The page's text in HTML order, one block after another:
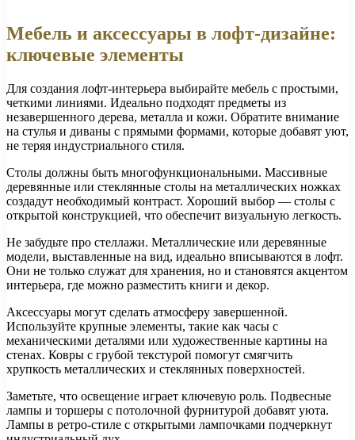
Мебель и аксессуары в лофт-дизайне:
ключевые элементы
Для создания лофт-интерьера выбирайте мебель с простыми,
четкими линиями. Идеально подходят предметы из
незавершенного дерева, металла и кожи. Обратите внимание
на стулья и диваны с прямыми формами, которые добавят уют,
не теряя индустриального стиля.
Столы должны быть многофункциональными. Массивные
деревянные или стеклянные столы на металлических ножках
создадут необходимый контраст. Хороший выбор — столы с
открытой конструкцией, что обеспечит визуальную легкость.
Не забудьте про стеллажи. Металлические или деревянные
модели, выставленные на вид, идеально вписываются в лофт.
Они не только служат для хранения, но и становятся акцентом
интерьера, где можно разместить книги и декор.
Аксессуары могут сделать атмосферу завершенной.
Используйте крупные элементы, такие как часы с
механическими деталями или художественные картины на
стенах. Ковры с грубой текстурой помогут смягчить
хрупкость металлических и стеклянных поверхностей.
Заметьте, что освещение играет ключевую роль. Подвесные
лампы и торшеры с потолочной фурнитурой добавят уюта.
Лампы в ретро-стиле с открытыми лампочками подчеркнут